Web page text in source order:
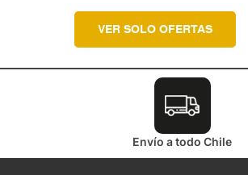
EQUIPAMIENTO TALLER Y
VULCANICACIÓN
equipos para grasa
Fitting galvanizado
HERRAMIENTAS A COMBUSTION
HERRAMIENTAS CORTE
Herramientas electricas
VER SOLO OFERTAS
Envío a todo Chile